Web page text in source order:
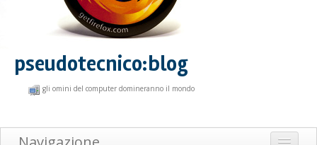
pseudotecnico:blog
gli omini del computer domineranno il mondo